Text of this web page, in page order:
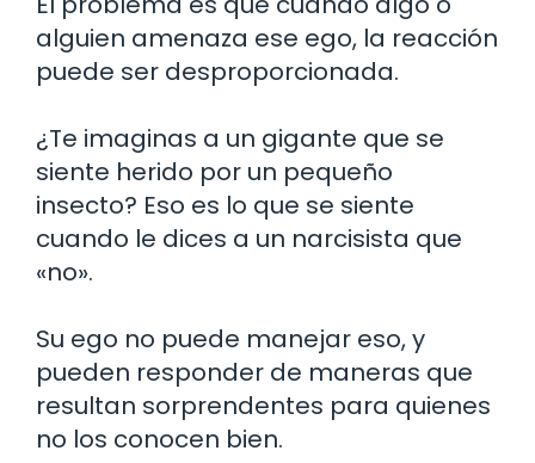
alguien amenaza ese ego, la reacción
puede ser desproporcionada.
¿Te imaginas a un gigante que se
siente herido por un pequeño
insecto? Eso es lo que se siente
cuando le dices a un narcisista que
«no».
Su ego no puede manejar eso, y
pueden responder de maneras que
resultan sorprendentes para quienes
no los conocen bien.